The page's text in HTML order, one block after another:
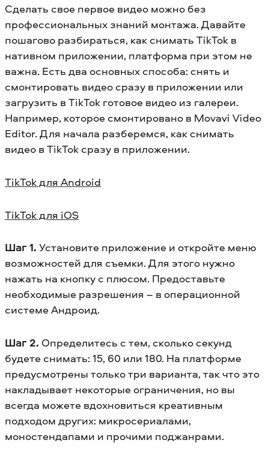
Сделать свое первое видео можно без
профессиональных знаний монтажа. Давайте
пошагово разбираться, как снимать TikTok в
нативном приложении, платформа при этом не
важна. Есть два основных способа: снять и
смонтировать видео сразу в приложении или
загрузить в TikTok готовое видео из галереи.
Например, которое смонтировано в Movavi Video
Editor. Для начала разберемся, как снимать
видео в TikTok сразу в приложении.
TikTok для Android
TikTok для iOS
Шаг 1. Установите приложение и откройте меню
возможностей для съемки. Для этого нужно
нажать на кнопку с плюсом. Предоставьте
необходимые разрешения – в операционной
системе Андроид.
Шаг 2. Определитесь с тем, сколько секунд
будете снимать: 15, 60 или 180. На платформе
предусмотрены только три варианта, так что это
накладывает некоторые ограничения, но вы
всегда можете вдохновиться креативным
подходом других: микросериалами,
моностендапами и прочими поджанрами.